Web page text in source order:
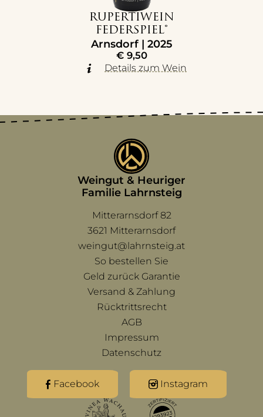
RUPERTIWEIN
FEDERSPIEL®
Arnsdorf | 2025
€9,50
Details zum Wein
Weingut & Heuriger
Familie Lahrnsteig
Mitterarnsdorf 82
3621 Mitterarnsdorf
weingut@lahrnsteig.at
Navigation überspringenSo bestellen Sie
Geld zurück Garantie
Versand & Zahlung
Rücktrittsrecht
AGB
Impressum
Datenschutz
Facebook Instagram